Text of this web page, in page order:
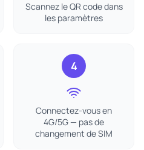
Scannez le QR code dans
les paramètres
4
Connectez-vous en
4G/5G — pas de
changement de SIM